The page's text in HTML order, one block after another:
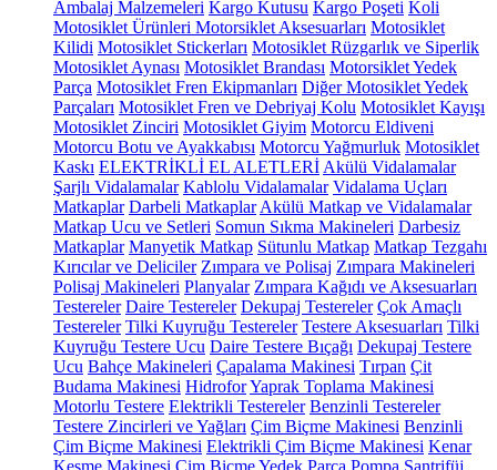
Ambalaj Malzemeleri Kargo Kutusu Kargo Poşeti Koli
Motosiklet Ürünleri Motorsiklet Aksesuarları Motosiklet
Kilidi Motosiklet Stickerları Motosiklet Rüzgarlık ve Siperlik
Motosiklet Aynası Motosiklet Brandası Motorsiklet Yedek
Parça Motosiklet Fren Ekipmanları Diğer Motosiklet Yedek
Parçaları Motosiklet Fren ve Debriyaj Kolu Motosiklet Kayışı
Motosiklet Zinciri Motosiklet Giyim Motorcu Eldiveni
Motorcu Botu ve Ayakkabısı Motorcu Yağmurluk Motosiklet
Kaskı ELEKTRİKLİ EL ALETLERİ Akülü Vidalamalar
Şarjlı Vidalamalar Kablolu Vidalamalar Vidalama Uçları
Matkaplar Darbeli Matkaplar Akülü Matkap ve Vidalamalar
Matkap Ucu ve Setleri Somun Sıkma Makineleri Darbesiz
Matkaplar Manyetik Matkap Sütunlu Matkap Matkap Tezgahı
Kırıcılar ve Deliciler Zımpara ve Polisaj Zımpara Makineleri
Polisaj Makineleri Planyalar Zımpara Kağıdı ve Aksesuarları
Testereler Daire Testereler Dekupaj Testereler Çok Amaçlı
Testereler Tilki Kuyruğu Testereler Testere Aksesuarları Tilki
Kuyruğu Testere Ucu Daire Testere Bıçağı Dekupaj Testere
Ucu Bahçe Makineleri Çapalama Makinesi Tırpan Çit
Budama Makinesi HidroforYaprak Toplama Makinesi
Motorlu Testere Elektrikli Testereler Benzinli Testereler
Testere Zincirleri ve Yağları Çim Biçme Makinesi Benzinli
Çim Biçme Makinesi Elektrikli Çim Biçme Makinesi Kenar
Kesme Makinesi Çim Biçme Yedek Parça Pompa Santrifüj